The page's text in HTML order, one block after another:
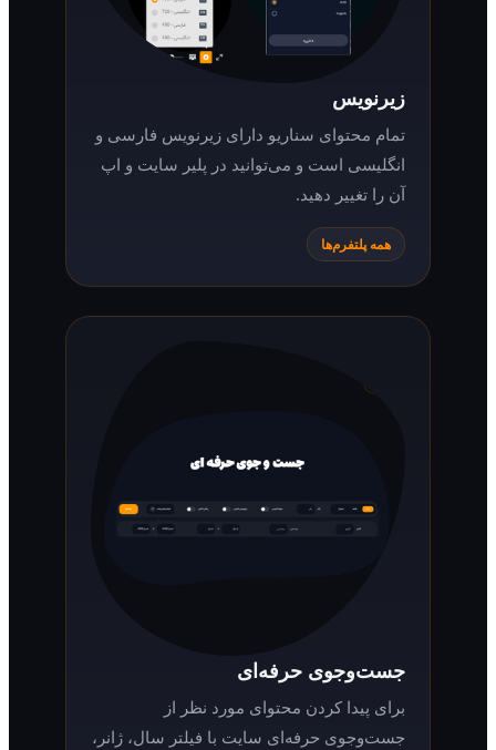
تمام محتوای سناریو دارای زیرنویس فارسی و
انگلیسی است و می‌توانید در پلیر سایت و اپ
آن را تغییر دهید.
همه پلتفرم‌ها
جست‌وجوی حرفه‌ای
برای پیدا کردن محتوای مورد نظر از
جست‌وجوی حرفه‌ای سایت با فیلتر سال، ژانر،